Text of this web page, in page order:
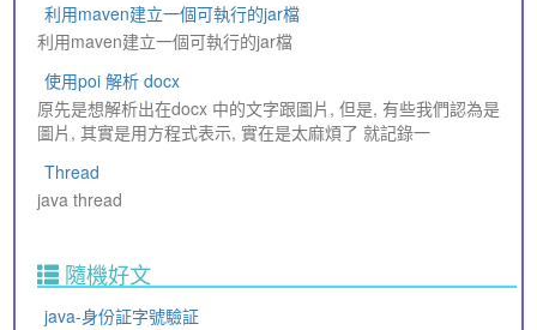
利用maven建立一個可執行的jar檔
利用maven建立一個可執行的jar檔
使用poi 解析 docx
原先是想解析出在docx 中的文字跟圖片, 但是, 有些我們認為是
圖片, 其實是用方程式表示, 實在是太麻煩了 就記錄一
Thread
java thread
隨機好文
java-身份証字號驗証